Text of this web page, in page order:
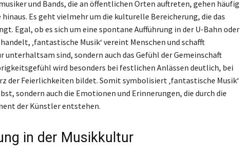
und Bands, die an öffentlichen Orten auftreten, gehen häufig
Es geht vielmehr um die kulturelle Bereicherung, die das
Egal, ob es sich um eine spontane Aufführung in der U-Bahn oder
‚fantastische Musik‘ vereint Menschen und schafft
unterhaltsam sind, sondern auch das Gefühl der Gemeinschaft
wird besonders bei festlichen Anlässen deutlich, bei
der Feierlichkeiten bildet. Somit symbolisiert ‚fantastische Musik‘
sondern auch die Emotionen und Erinnerungen, die durch die
der Künstler entstehen.
in der Musikkultur